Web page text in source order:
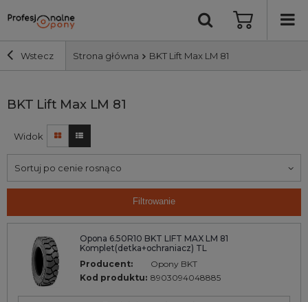
Wstecz Strona główna BKT Lift Max LM 81
Szerokość i profil
Średnica
Producent
Nośność
BKT Lift Max LM 81
Widok
Sortuj po cenie rosnąco
Filtrowanie
Opona 6.50R10 BKT LIFT MAX LM 81
Komplet(detka+ochraniacz) TL
Producent:
Opony BKT
Kod produktu: 8903094048885